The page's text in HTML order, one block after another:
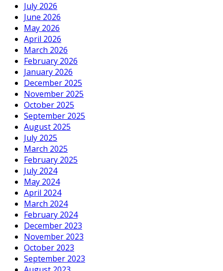
July 2026
June 2026
May 2026
April 2026
March 2026
February 2026
January 2026
December 2025
November 2025
October 2025
September 2025
August 2025
July 2025
March 2025
February 2025
July 2024
May 2024
April 2024
March 2024
February 2024
December 2023
November 2023
October 2023
September 2023